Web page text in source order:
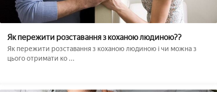
Як пережити розставання з коханою людиною??
Як пережити розставання з коханою людиною і чи можна з
цього отримати ко ...